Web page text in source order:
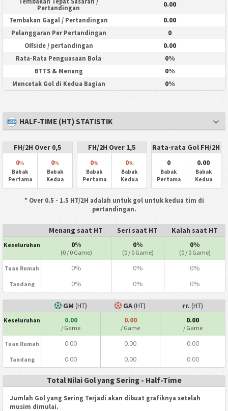
Pertandingan
0.00
Tembakan Gagal / Pertandingan 0.00
Pelanggaran Per Pertandingan 0
Offside / pertandingan 0.00
Rata-Rata Penguasaan Bola 0%
BTTS & Menang 0%
Mencetak Gol di Kedua Bagian 0%
HALF-TIME (HT) STATISTIK
FH/2H Over 0,5
0%
Babak
Pertama
0%
Babak
Kedua
FH/2H Over 1,5
0%
Babak
Pertama
0%
Babak
Kedua
Rata-rata Gol FH/2H
0
Babak
Pertama
0.00
Babak
Kedua
* Over 0.5 - 1.5 HT/2H adalah untuk gol untuk kedua tim di
pertandingan.
Menang saat HT Seri saat HT Kalah saat HT
Keseluruhan 0%
(0 / 0 Game)
0%
(0 / 0 Game)
0%
(0 / 0 Game)
Tuan Rumah 0% 0% 0%
Tandang 0% 0% 0%
GM (HT) GA(HT) rr. (HT)
Keseluruhan 0.00
/ Game
0.00
/ Game
0.00
/ Game
Tuan Rumah 0.00 0.00 0.00
Tandang 0.00 0.00 0.00
Total Nilai Gol yang Sering - Half-Time
Jumlah Gol yang Sering Terjadi akan dibuat grafiknya setelah
musim dimulai.